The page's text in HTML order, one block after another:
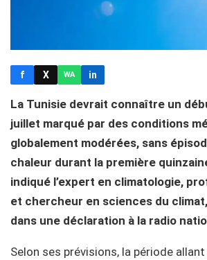
f X WA in
La Tunisie devrait connaître un
juillet marqué par des conditions
globalement modérées, sans
chaleur durant la première
indiqué l’expert en climatologie,
et chercheur en sciences du
dans une déclaration à la radio
Selon ses prévisions, la période